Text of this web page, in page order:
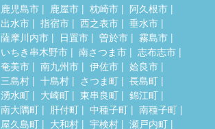
鹿児島市 鹿屋市 枕崎市
阿久根市
出水市
指宿市 西之表市
垂水市
薩摩川内市
日置市 曽於市
霧島市
いちき串木野市
南さつま市
志布志市
奄美市
南九州市 伊佐市
姶良市
三島村
十島村 さつま町
長島町
湧水町
大崎町 東串良町
錦江町
南大隅町
肝付町 中種子町
南種子町
屋久島町
大和村 宇検村
瀬戸内町